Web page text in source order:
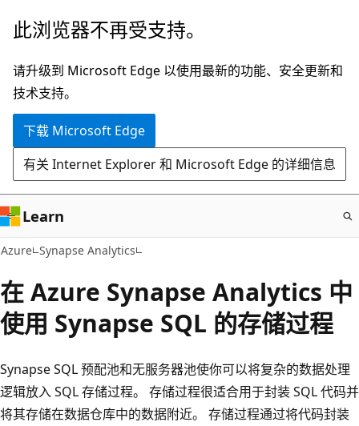
跳
主
要
内
此浏览器不再受支持。
请升级到 Microsoft Edge 以使用最新的功能、安全更新和
技术支持。
下载 Microsoft Edge
有关 Internet Explorer 和 Microsoft Edge 的详细信息
Learn
Azure Synapse Analytics
在 Azure Synapse Analytics 中
使用 Synapse SQL 的存储过程
Synapse SQL 预配池和无服务器池使你可以将复杂的数据处理
逻辑放入 SQL 存储过程。 存储过程很适合用于封装 SQL 代码并
将其存储在数据仓库中的数据附近。 存储过程通过将代码封装